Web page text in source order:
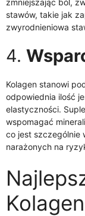
zmniejszając ból,
stawów, takie jak
zwyrodnieniowa
4.
Kolagen stanowi
odpowiednia ilość
elastyczności.
wspomagać
co jest szczególnie
narażonych na